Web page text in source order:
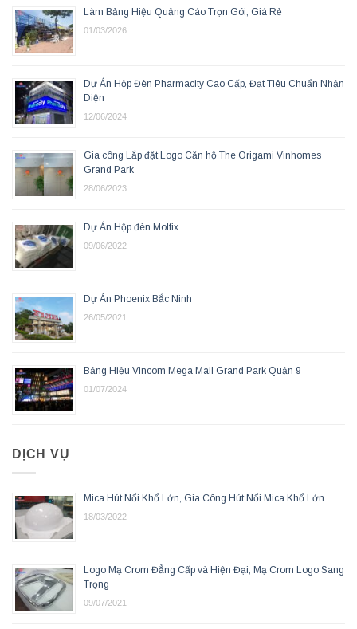
Làm Bảng Hiệu Quảng Cáo Trọn Gói, Giá Rẻ
01/03/2026
Dự Án Hộp Đèn Pharmacity Cao Cấp, Đạt Tiêu Chuẩn Nhận
Diện
12/06/2024
Gia công Lắp đặt Logo Căn hộ The Origami Vinhomes
Grand Park
28/06/2023
Dự Án Hộp đèn Molfix
09/06/2022
Dự Án Phoenix Bắc Ninh
26/05/2021
Bảng Hiệu Vincom Mega Mall Grand Park Quận 9
01/07/2024
DỊCH VỤ
Mica Hút Nổi Khổ Lớn, Gia Công Hút Nổi Mica Khổ Lớn
18/03/2022
Logo Mạ Crom Đẳng Cấp và Hiện Đại, Mạ Crom Logo Sang
Trọng
09/07/2021